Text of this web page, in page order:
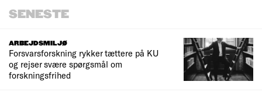
SENESTE
ARBEJDSMILJØ
Forsvarsforskning rykker tættere på KU
og rejser svære spørgsmål om
forskningsfrihed